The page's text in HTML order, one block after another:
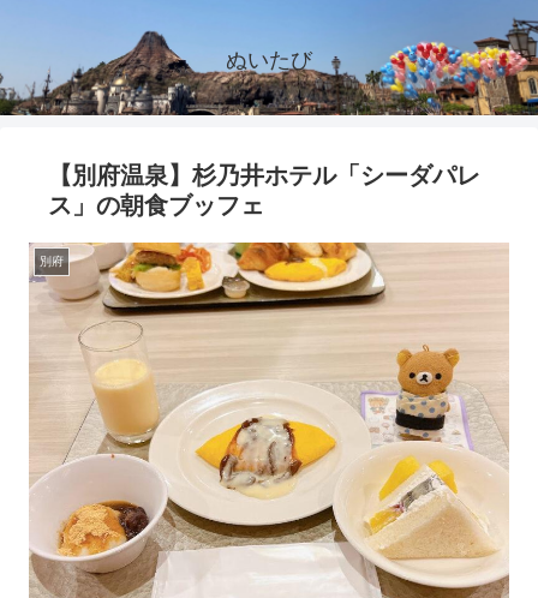
ぬいたび
【別府温泉】杉乃井ホテル「シーダパレ
ス」の朝食ブッフェ
別府